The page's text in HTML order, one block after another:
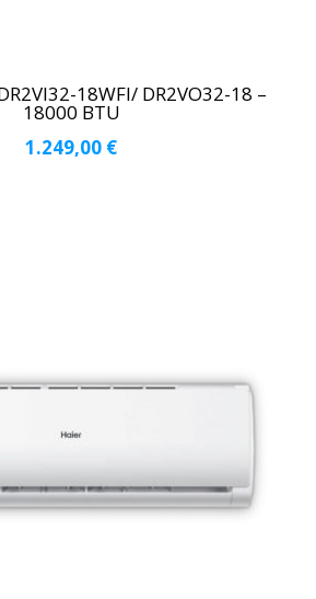
18WFI/ DR2VO32-18 –
18000 BTU
1.249,00 €